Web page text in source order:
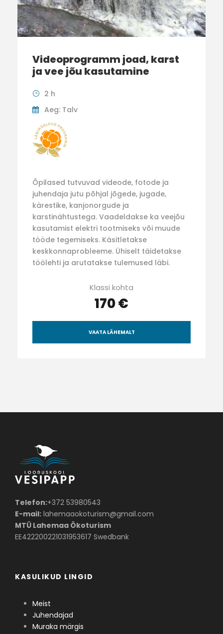
Videoprogramm joad, karst
ja vee jõu kasutamine
2 h
Aeg: Talv
Õpilased tutvuvad videode, fotode ja
juhendaja jutu põhjal jõgede, jugade,
kärestike, kanjonorgude ja
karstinähtustega. Vaadeldakse ka veejõu
kasutamist elektri tootmiseks või muude
tööde tegemiseks. Käsitletakse
keskkonnaprobleeme. Ühiselt täidetakse
töölehti ja arutatakse tulemused läbi.
Klassi kohta
170 €
VAATA LÄHEMALT
Telefon:+372 53980543
E-mail: lahemaaokoturism@gmail.com
MTÜ Lahemaa Ökoturism
EE422200221031953617 Swedbank
KASULIKUD LINGID
Meist
Juhendajad
Muraka märgis